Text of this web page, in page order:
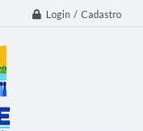
Login / Cadastro